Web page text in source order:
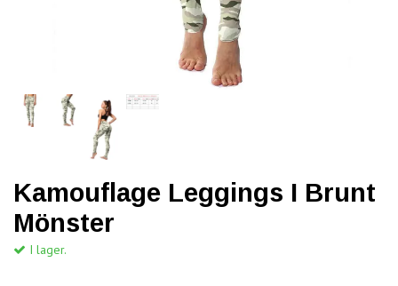
Kamouflage Leggings I Brunt
Mönster
I lager.